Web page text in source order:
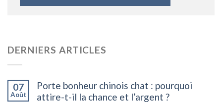
DERNIERS ARTICLES
07
Août
Porte bonheur chinois chat : pourquoi
attire-t-il la chance et l’argent ?